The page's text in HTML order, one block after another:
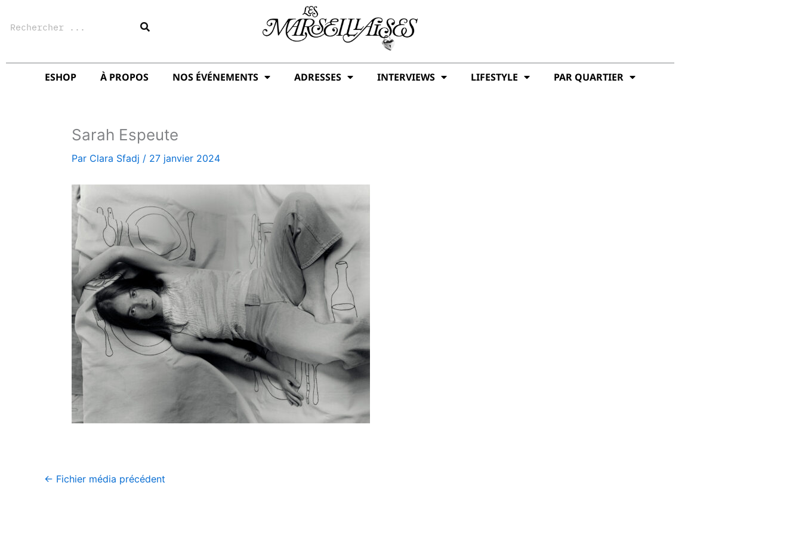
ESHOP À PROPOS NOS ÉVÉNEMENTS ADRESSES INTERVIEWS LIFESTYLE PAR QUARTIER
Sarah Espeute
Par Clara Sfadj / 27 janvier 2024
← Fichier média précédent